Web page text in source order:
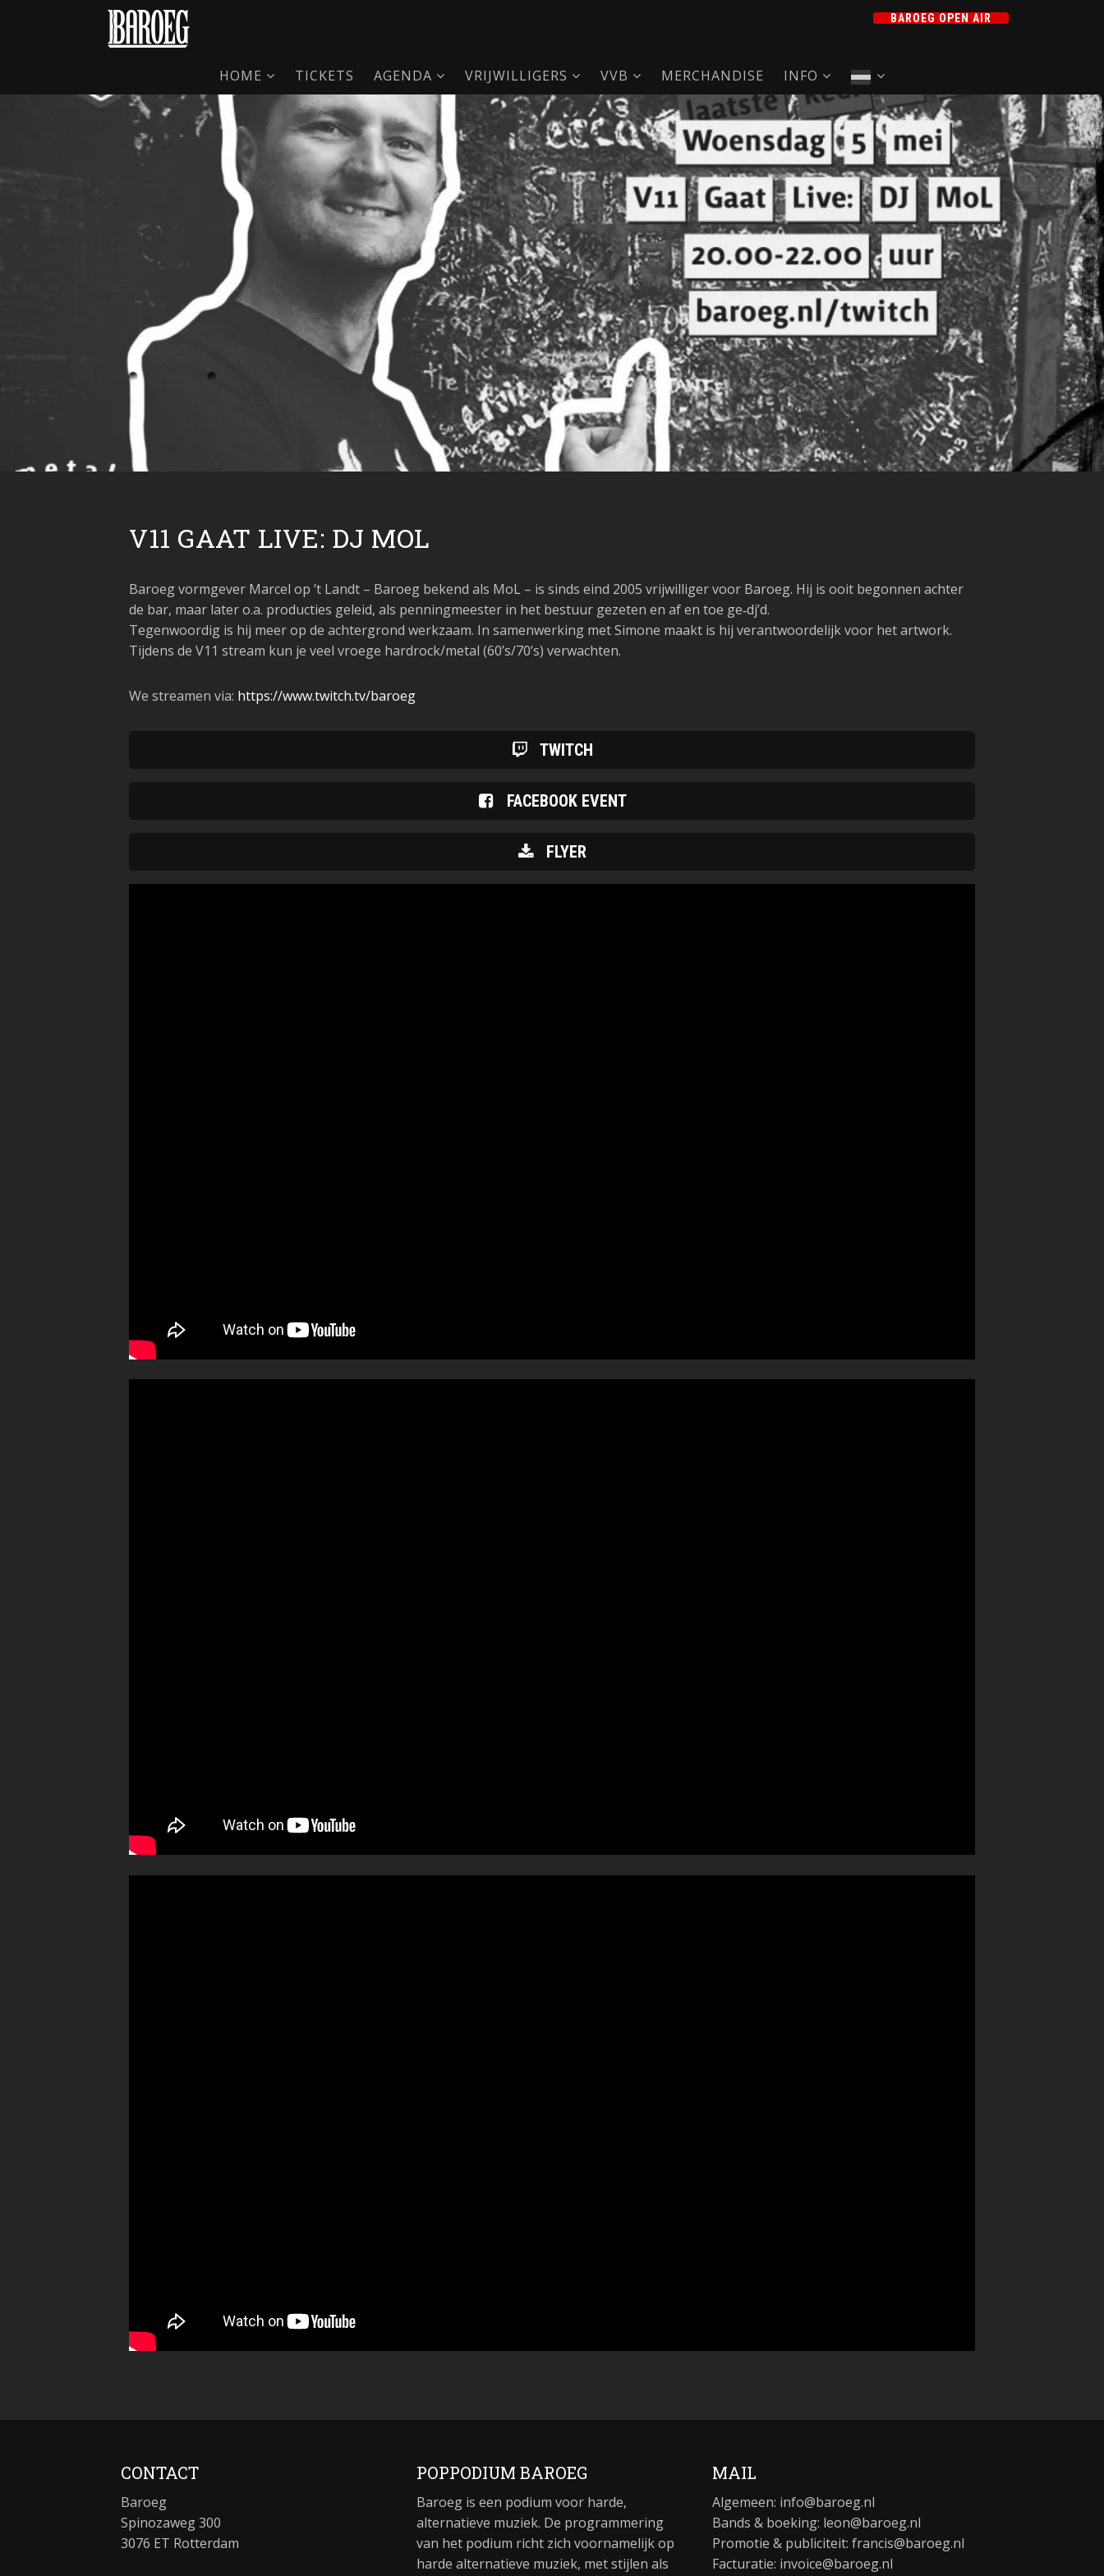
BAROEG OPEN AIR
HOME TICKETS AGENDA VRIJWILLIGERS VVB MERCHANDISE INFO
V11 GAAT LIVE: DJ MOL
Baroeg vormgever Marcel op ’t Landt – Baroeg bekend als MoL – is sinds eind 2005 vrijwilliger voor Baroeg. Hij is ooit begonnen achter
de bar, maar later o.a. producties geleid, als penningmeester in het bestuur gezeten en af en toe ge‑dj’d.
Tegenwoordig is hij meer op de achtergrond werkzaam. In samenwerking met Simone maakt is hij verantwoordelijk voor het artwork.
Tijdens de V11 stream kun je veel vroege hardrock/metal (60’s/70’s) verwachten.
We streamen via: https://www.twitch.tv/baroeg
TWITCH
FACEBOOK EVENT
FLYER
CONTACT
Baroeg
Spinozaweg 300
3076 ET Rotterdam
POPPODIUM BAROEG
Baroeg is een podium voor harde,
alternatieve muziek. De programmering
van het podium richt zich voornamelijk op
harde alternatieve muziek, met stijlen als
MAIL
Algemeen: info@baroeg.nl
Bands & boeking: leon@baroeg.nl
Promotie & publiciteit: francis@baroeg.nl
Facturatie: invoice@baroeg.nl